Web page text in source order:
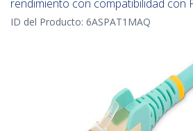
rendimiento con compatibilidad con
ID del Producto: 6ASPAT1MAQ